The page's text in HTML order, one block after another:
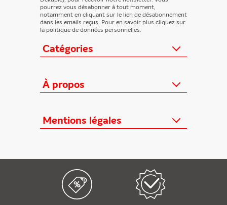
Catégories
Loisirs/Culture
TV/Vie pratique
Presse professionnelle
Nouveaux magazines
À propos
Qui sommes-nous ?
Offres proposées
Édition numérique offerte
Kiosque FAE devient France
Abonnements
Mentions légales
Politique de données personnelles
Règlements cadeaux
Politique de cookies
pourrez vous désabonner à tout moment,
notamment en cliquant sur le lien de désabonnement
dans les emails reçus. Pour en savoir plus cliquez sur
la politique de données personnelles.